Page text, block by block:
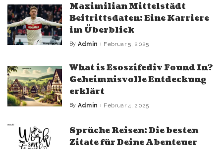
Maximilian Mittelstädt
Beitrittsdaten: Eine Karriere
im Überblick
Posted
By Admin Februar 5, 2025
What is Esoszifediv Found In?
Geheimnisvolle Entdeckung
erklärt
Posted
By Admin Februar 4, 2025
Sprüche Reisen: Die besten
Zitate für Deine Abenteuer